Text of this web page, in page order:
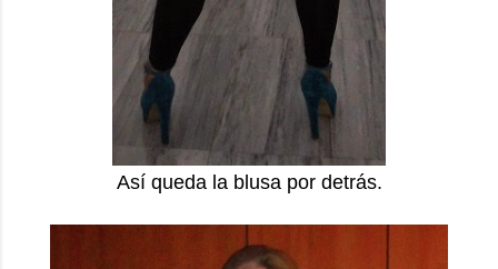
Así queda la blusa por detrás.